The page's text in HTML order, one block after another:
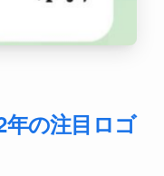
の注目ロゴ